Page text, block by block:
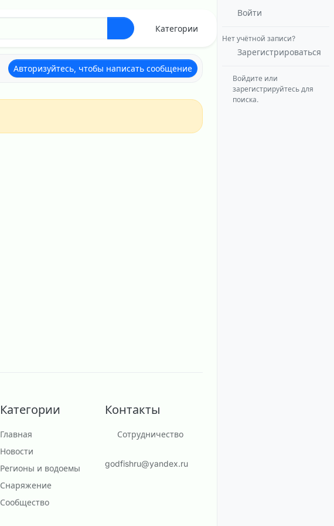
Категории
Авторизуйтесь, чтобы написать сообщение
Категории
Главная
Новости
Регионы и водоемы
Снаряжение
Сообщество
Контакты
Сотрудничество
godfishru@yandex.ru
Войти
Нет учётной записи?
Зарегистрироваться
Войдите или
зарегистрируйтесь для
поиска.